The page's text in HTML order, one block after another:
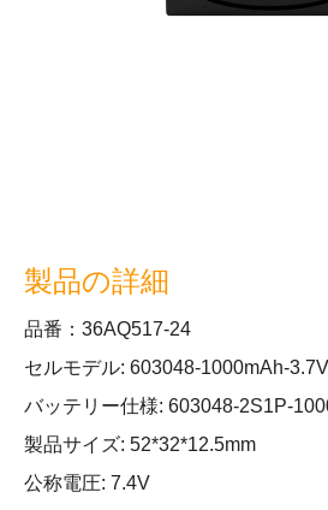
製品の詳細
品番：36AQ517-24
セルモデル: 603048-1000mAh-3.7V
バッテリー仕様: 603048-2S1P-
製品サイズ: 52*32*12.5mm
公称電圧: 7.4V